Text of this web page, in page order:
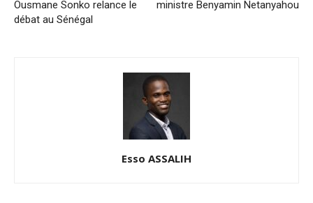
Ousmane Sonko relance le
débat au Sénégal
ministre Benyamin Netanyahou
Esso ASSALIH